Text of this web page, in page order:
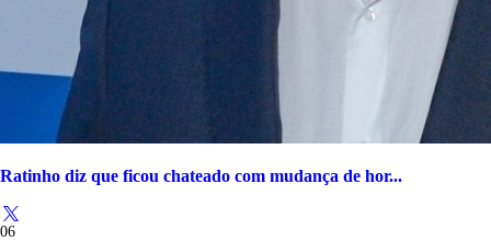
Ratinho diz que ficou chateado com mudança de hor...
06